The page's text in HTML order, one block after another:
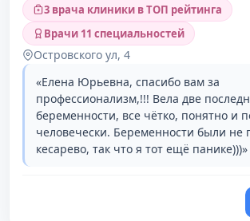
3 врача клиники в ТОП рейтинга
Врачи 11 специальностей
Островского ул, 4
«Елена Юрьевна, спасибо вам за
профессионализм,!!! Вела две
беременности, все чётко, понятно и
человечески. Беременности были не
кесарево, так что я тот ещё панике)))»